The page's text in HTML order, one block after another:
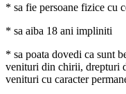
* sa fie persoane fizice cu
* sa aiba 18 ani impliniti
* sa poata dovedi ca sunt
venituri din chirii, drepturi
venituri cu caracter